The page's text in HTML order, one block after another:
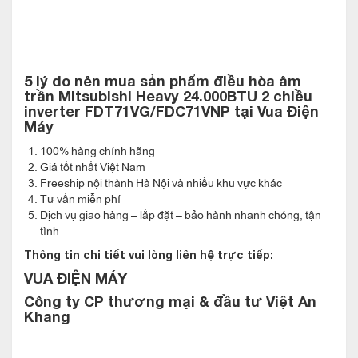
chi phí tiền điện với công suất tiêu thụ điện rất thấp ở mức
kW.
Hệ thống điều khiển đảo gió độc lập của
Điều hòa âm trần Mitsubishi Heavy
FDT71VG/FDC71VNP
5 lý do nên mua sản phẩm điều hòa âm
trần Mitsubishi Heavy 24.000BTU 2 chiều
inverter FDT71VG/FDC71VNP tại Vua Điện
Máy
100% hàng chính hãng
Giá tốt nhất Việt Nam
Freeship nội thành Hà Nội và nhiều khu vực khác
Tư vấn miễn phí
Dịch vụ giao hàng – lắp đặt – bảo hành nhanh chóng, tận
tình
Thông tin chi tiết vui lòng liên hệ trực tiếp:
VUA ĐIỆN MÁY
Công ty CP thương mại & đầu tư Việt An
Khang